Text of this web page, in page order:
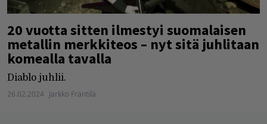
20 vuotta sitten ilmestyi suomalaisen
metallin merkkiteos – nyt sitä juhlitaan
komealla tavalla
Diablo juhlii.
26.02.2024 Jarkko Fräntilä